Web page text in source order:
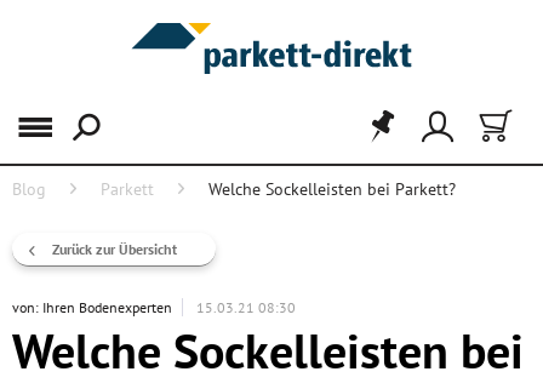
Menü
Blog Parkett Welche Sockelleisten bei Parkett?
Zurück zur Übersicht
Welche Sockelleisten bei
von: Ihren Bodenexperten 15.03.21 08:30